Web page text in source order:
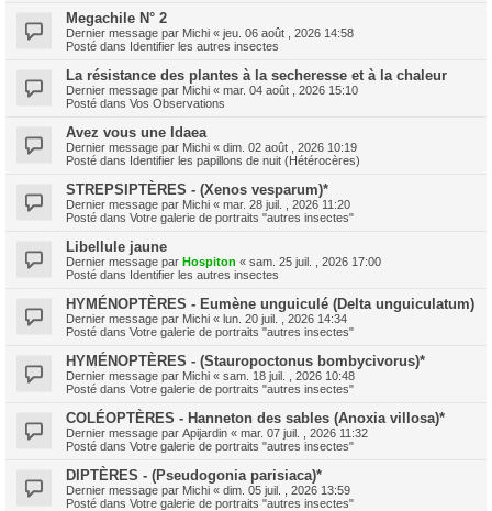
Megachile N° 2
Dernier message par Michi « jeu. 06 août , 2026 14:58
Posté dans Identifier les autres insectes
La résistance des plantes à la secheresse et à la chaleur
Dernier message par Michi « mar. 04 août , 2026 15:10
Posté dans Vos Observations
Avez vous une Idaea
Dernier message par Michi « dim. 02 août , 2026 10:19
Posté dans Identifier les papillons de nuit (Hétérocères)
STREPSIPTÈRES - (Xenos vesparum)*
Dernier message par Michi « mar. 28 juil. , 2026 11:20
Posté dans Votre galerie de portraits "autres insectes"
Libellule jaune
Dernier message par Hospiton « sam. 25 juil. , 2026 17:00
Posté dans Identifier les autres insectes
HYMÉNOPTÈRES - Eumène unguiculé (Delta unguiculatum)
Dernier message par Michi « lun. 20 juil. , 2026 14:34
Posté dans Votre galerie de portraits "autres insectes"
HYMÉNOPTÈRES - (Stauropoctonus bombycivorus)*
Dernier message par Michi « sam. 18 juil. , 2026 10:48
Posté dans Votre galerie de portraits "autres insectes"
COLÉOPTÈRES - Hanneton des sables (Anoxia villosa)*
Dernier message par Apijardin « mar. 07 juil. , 2026 11:32
Posté dans Votre galerie de portraits "autres insectes"
DIPTÈRES - (Pseudogonia parisiaca)*
Dernier message par Michi « dim. 05 juil. , 2026 13:59
Posté dans Votre galerie de portraits "autres insectes"